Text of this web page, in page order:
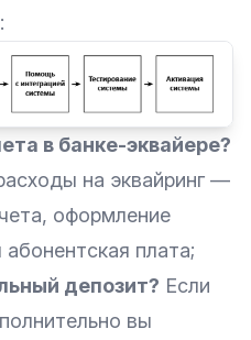
в банке-эквайере?
на эквайринг —
оформление
плата;
депозит? Если
вы